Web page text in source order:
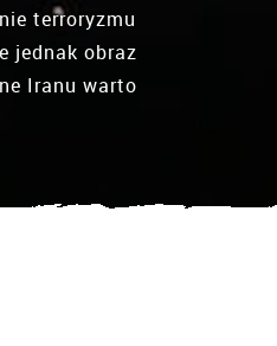
terroryzmu
jednak obraz
Iranu warto